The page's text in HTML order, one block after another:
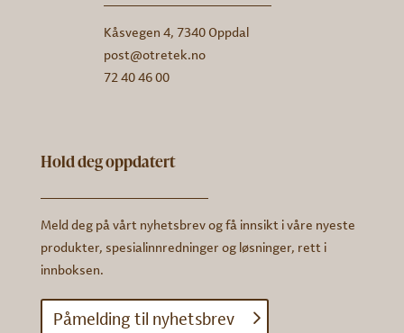
Kåsvegen 4, 7340 Oppdal
post@otretek.no
72 40 46 00
Hold deg oppdatert
Meld deg på vårt nyhetsbrev og få innsikt i våre nyeste
produkter, spesialinnredninger og løsninger, rett i
innboksen.
Påmelding til nyhetsbrev